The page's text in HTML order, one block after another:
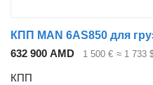
КПП MAN 6AS850 для
632 900 AMD
1 500 € ≈ 1 733
КПП